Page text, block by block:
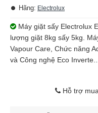
Hãng: Electrolux
Máy giặt sấy Electrolux
lượng giặt 8kg sấy 5kg.
Vapour Care, Chức năng
và Công nghệ Eco Inverte...
Hỗ trợ